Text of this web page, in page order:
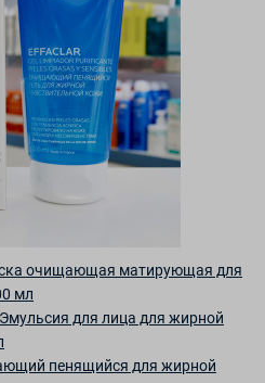
очищающая матирующая для
мл
для лица для жирной
пенящийся для жирной